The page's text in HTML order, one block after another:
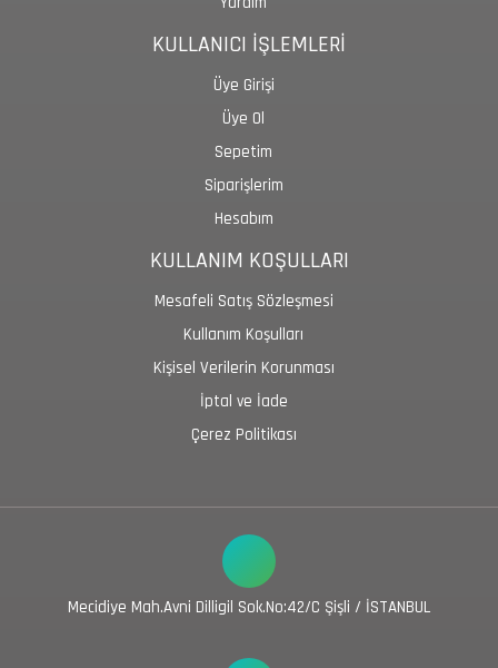
KULLANICI İŞLEMLERİ
Üye Girişi
Üye Ol
Sepetim
Siparişlerim
Hesabım
KULLANIM KOŞULLARI
Mesafeli Satış Sözleşmesi
Kullanım Koşulları
Kişisel Verilerin Korunması
İptal ve İade
Çerez Politikası
Mecidiye Mah.Avni Dilligil Sok.No:42/C Şişli / İSTANBUL